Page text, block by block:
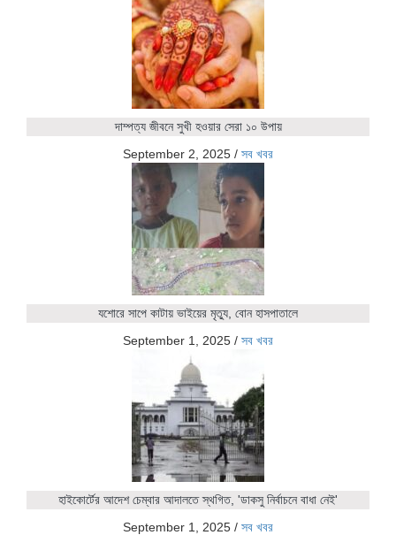
দাম্পত্য জীবনে সুখী হওয়ার সেরা ১০ উপায়
September 2, 2025 / সব খবর
যশোরে সাপে কাটায় ভাইয়ের মৃত্যু, বোন হাসপাতালে
September 1, 2025 / সব খবর
হাইকোর্টের আদেশ চেম্বার আদালতে স্থগিত, 'ডাকসু নির্বাচনে বাধা নেই'
September 1, 2025 / সব খবর